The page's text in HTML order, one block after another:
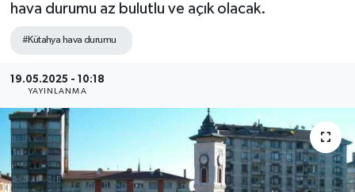
hava durumu az bulutlu ve açık olacak.
#Kütahya hava durumu
19.05.2025 - 10:18
YAYINLANMA
Spor